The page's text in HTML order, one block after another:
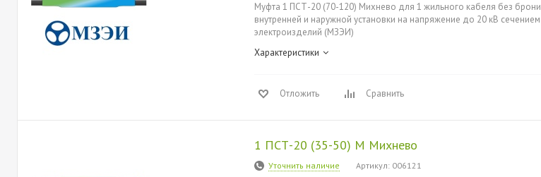
Муфта 1 ПСТ-20 (70-120) Михнево для 1 жильного кабеля без
внутренней и наружной установки на напряжение до 20 кВ
электроизделий (МЗЭИ)
Характеристики
Отложить Сравнить
1 ПСТ-20 (35-50) М Михнево
Уточнить наличие Артикул: 006121